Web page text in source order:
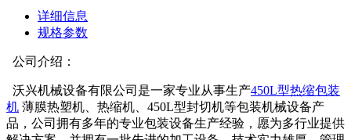
详细信息
规格参数
公司介绍：
沃兴机械设备有限公司是一家专业从事生产450L型热缩包装
机 薄膜热塑机、热缩机、450L型封切机等包装机械设备产
品，公司拥有多年的专业包装设备生产经验，愿为多行业提供